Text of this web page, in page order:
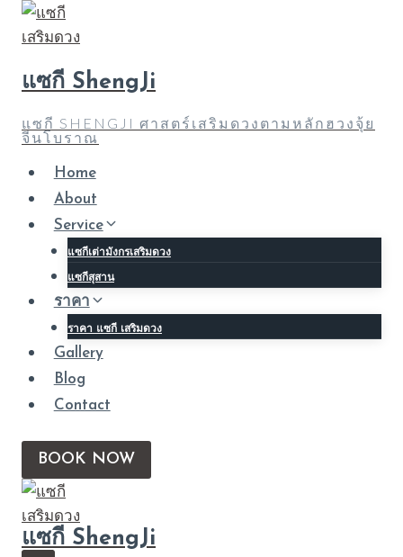
Skip
แซกี ShengJi
แซกี SHENGJI ศาสตร์เสริมดวงตามหลักฮวงจุ้ย
จีนโบราณ
Home
About
Service
แซกีเต่ามังกรเสริมดวง
แซกีสุสาน
ราคา
ราคา แซกี เสริมดวง
Gallery
Blog
Contact
BOOK NOW
แซกี ShengJi